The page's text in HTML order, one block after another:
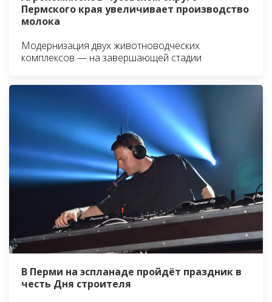
Пермского края увеличивает производство
молока
Модернизация двух животноводческих
комплексов — на завершающей стадии
В Перми на эспланаде пройдёт праздник в
честь Дня строителя